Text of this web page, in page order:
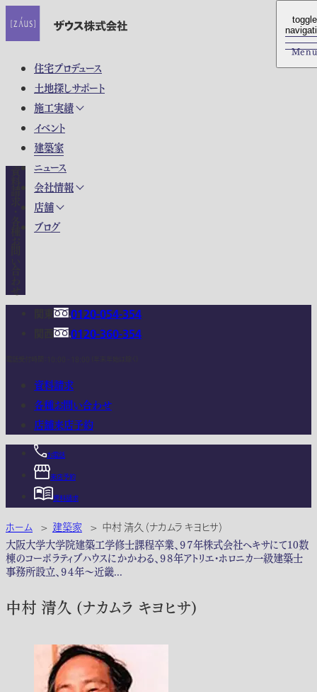
住宅プロデュース
土地探しサポート
施工実績
イベント
建築家
ニュース
会社情報
店舗
ブログ
toggle
Menu
toggle
Menu
0120-054-354
0120-360-354
資料請求
各種お問い合わせ
店舗来店予約
お電話
来店予約
資料請求
ホーム > 建築家 > 中村 清久 (ナカムラ キヨヒサ)
大阪大学大学院建築工学修士課程卒業、９７年株式会社ヘキサにて10数
棟のコーポラティブハウスにかかわる、９８年アトリエ・ホロニカ一級建築士
事務所設立、９４年～近畿...
中村 清久 (ナカムラ キヨヒサ)